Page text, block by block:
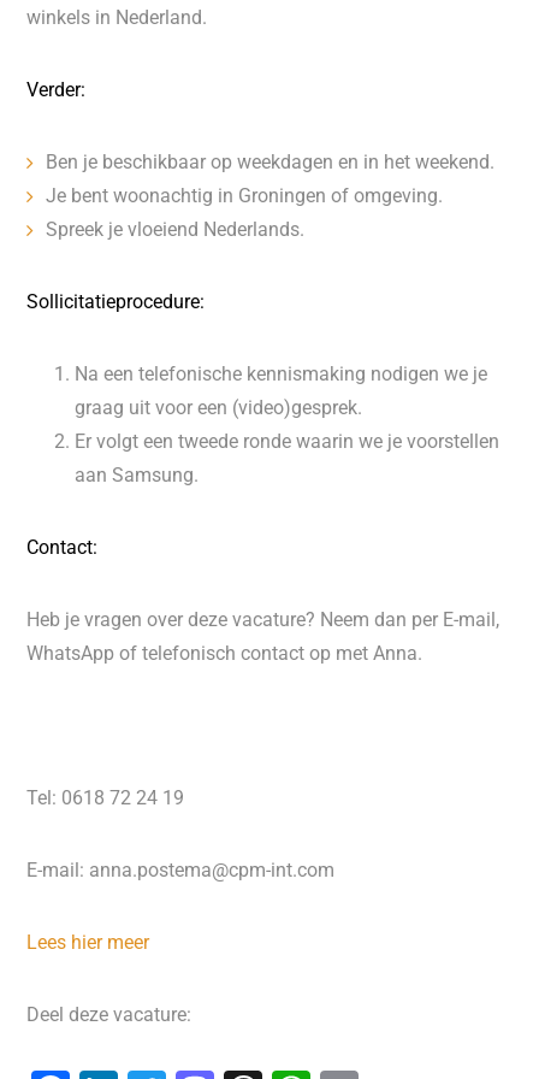
winkels in Nederland.
Verder:
Ben je beschikbaar op weekdagen en in het weekend.
Je bent woonachtig in Groningen of omgeving.
Spreek je vloeiend Nederlands.
Sollicitatieprocedure:
Na een telefonische kennismaking nodigen we je
graag uit voor een (video)gesprek.
Er volgt een tweede ronde waarin we je voorstellen
aan Samsung.
Contact:
Heb je vragen over deze vacature? Neem dan per E-mail,
WhatsApp of telefonisch contact op met Anna.
Tel: 0618 72 24 19
E-mail: anna.postema@cpm-int.com
Lees hier meer
Deel deze vacature: